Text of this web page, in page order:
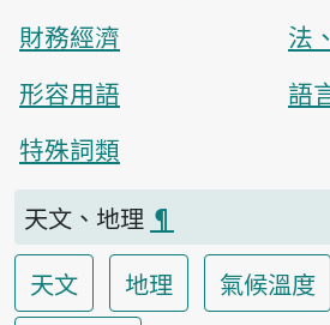
財務經濟
法
形容用語
語
特殊詞類
天文、地理 ¶
天文
地理 氣候溫度